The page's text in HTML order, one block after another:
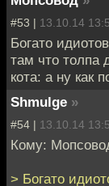
#53 | 13.10.14
Богато
там что толпа
кота: а ну как
Shmulge »
#54 | 13.10.14
Кому:
> Богато